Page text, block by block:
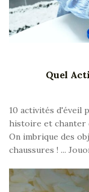
Quel
10 activités d'éveil
histoire et chanter
On imbrique des
chaussures ! ...